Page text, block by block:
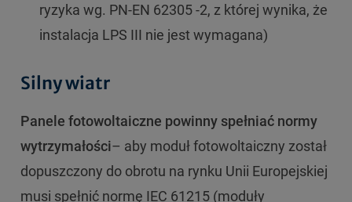
ryzyka wg. PN-EN 62305 -2, z której wynika, że
instalacja LPS III nie jest wymagana)
Silny wiatr
Panele fotowoltaiczne powinny spełniać normy
wytrzymałości– aby moduł fotowoltaiczny został
dopuszczony do obrotu na rynku Unii Europejskiej
musi spełnić normę IEC 61215 (moduły